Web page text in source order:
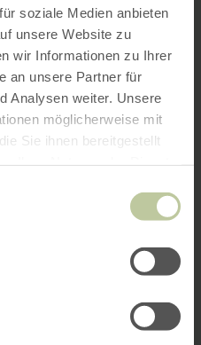
soziale Medien anbieten
unsere Website zu
wir Informationen zu Ihrer
an unsere Partner für
Analysen weiter. Unsere
möglicherweise mit
Sie ihnen bereitgestellt